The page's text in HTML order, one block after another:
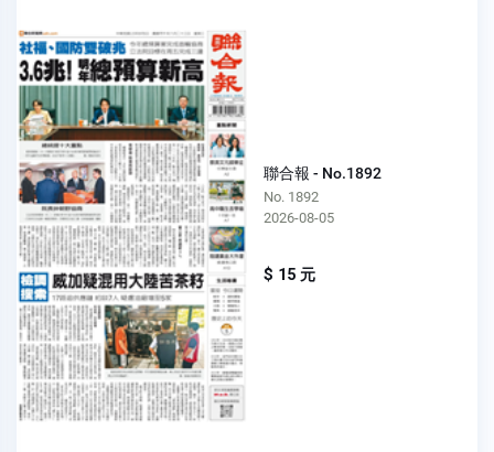
聯合報 - No.1892
No. 1892
2026-08-05
$ 15 元